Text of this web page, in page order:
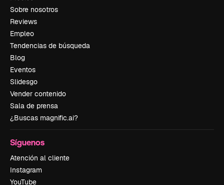
Sobre nosotros
Reviews
Empleo
Tendencias de búsqueda
Blog
Eventos
Slidesgo
Vender contenido
Sala de prensa
¿Buscas magnific.ai?
Síguenos
Atención al cliente
Instagram
YouTube